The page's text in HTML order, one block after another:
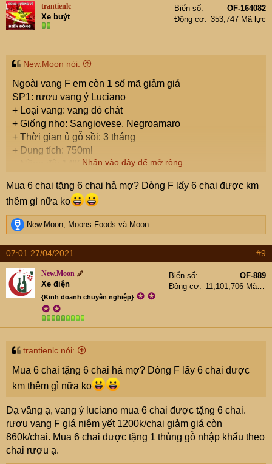
trantienlc
Xe buýt
Biển số
OF-164082
Động cơ
353,747 Mã lực
New.Moon nói:
Ngoài vang F em còn 1 số mã giảm giá
SP1: rượu vang ý Luciano
+ Loại vang: vang đỏ chát
+ Giống nho: Sangiovese, Negroamaro
+ Thời gian ủ gỗ sồi: 3 tháng
+ Dung tích: 750ml
Giá: 380k (mua 1 chai tặng 1 chai cùng loại)
Nhấn vào đây để mở rộng...
Mua 6 chai tặng 6 chai hả mợ? Dòng F lấy 6 chai được km
thêm gì nữa ko
R
e
a
c
t
i
o
n
New.Moon Moons Foods và Moon
07:01 27/04/2021 #9
New.Moon
Xe điện
{Kinh doanh chuyên nghiệp} ✪ ✪
✪ ✪
Biển số
OF-889
Động cơ
trantienlc nói:
Mua 6 chai tặng 6 chai hả mợ? Dòng F lấy 6 chai được
km thêm gì nữa ko
Dạ vâng ạ, vang ý luciano mua 6 chai được tặng 6 chai.
rượu vang F giá niêm yết 1200k/chai giảm giá còn
860k/chai. Mua 6 chai được tặng 1 thùng gỗ nhập khẩu theo
chai rượu ạ.